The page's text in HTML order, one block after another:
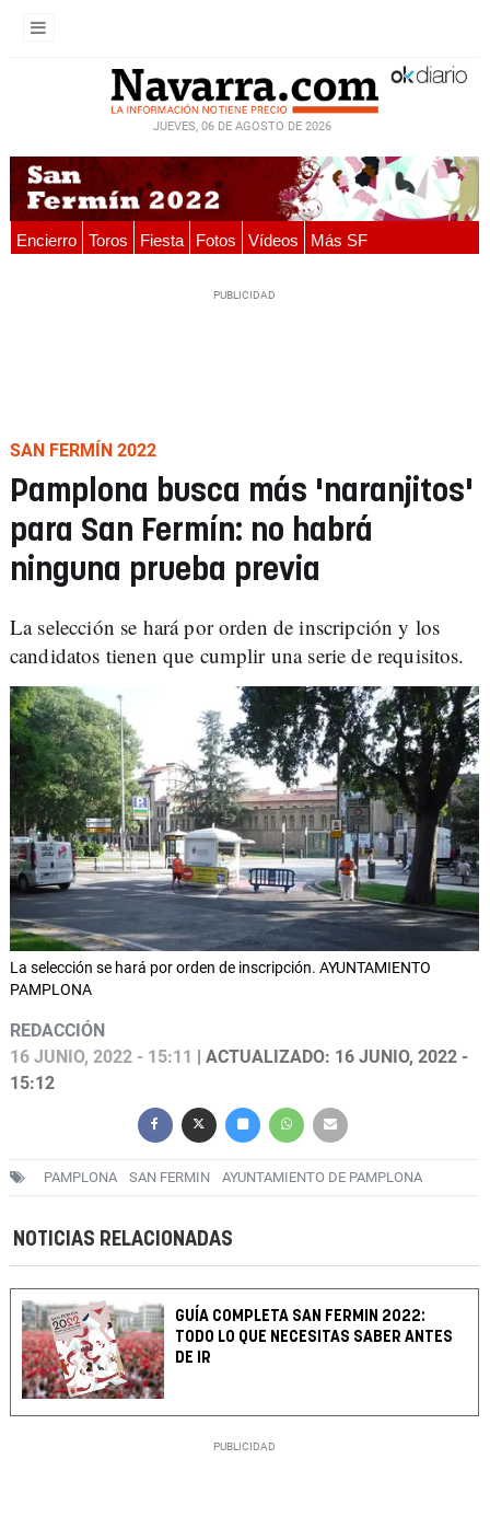
JUEVES, 06 DE AGOSTO DE 2026
Encierro Toros Fiesta Fotos Vídeos Más SF
SAN FERMÍN 2022
Pamplona busca más 'naranjitos'
para San Fermín: no habrá
ninguna prueba previa
La selección se hará por orden de inscripción y los
candidatos tienen que cumplir una serie de requisitos.
La selección se hará por orden de inscripción. AYUNTAMIENTO
PAMPLONA
REDACCIÓN
16 JUNIO, 2022 - 15:11 | ACTUALIZADO: 16 JUNIO, 2022 -
15:12
PAMPLONA SAN FERMIN AYUNTAMIENTO DE PAMPLONA
NOTICIAS RELACIONADAS
GUÍA COMPLETA SAN FERMIN 2022:
TODO LO QUE NECESITAS SABER ANTES
DE IR